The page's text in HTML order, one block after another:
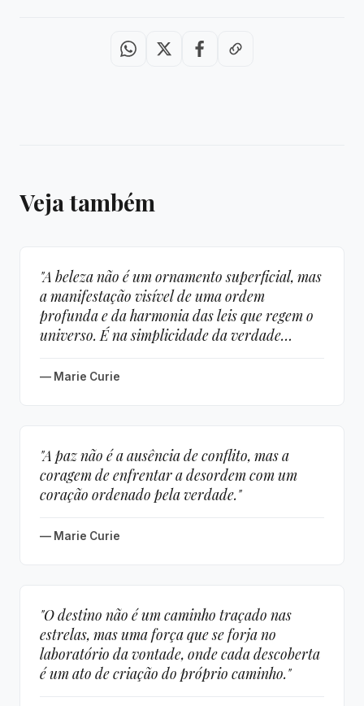
Veja também
"A beleza não é um ornamento superficial, mas
a manifestação visível de uma ordem
profunda e da harmonia das leis que regem o
universo. É na simplicidade da verdade
revela com mais pureza."
— Marie Curie
"A paz não é a ausência de conflito, mas a
coragem de enfrentar a desordem com um
coração ordenado pela verdade."
— Marie Curie
"O destino não é um caminho traçado nas
estrelas, mas uma força que se forja no
laboratório da vontade, onde cada descoberta
é um ato de criação do próprio caminho."